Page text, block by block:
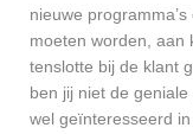
nieuwe
moeten worden, aan
tenslotte bij de klant
ben jij niet de
wel geïnteresseerd